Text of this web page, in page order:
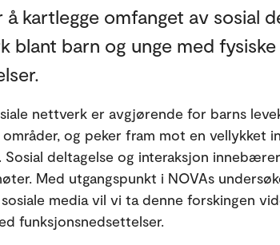
kartlegge omfanget av sosial
blant barn og unge med fysiske
nettverk er avgjørende for barns
og peker fram mot en vellykket
Sosial deltagelse og interaksjon
Med utgangspunkt i NOVAs
media vil vi ta denne forskingen
funksjonsnedsettelser.